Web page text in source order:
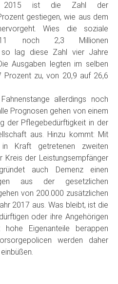
2015 ist die Zahl der
gestiegen, wie aus dem
Wies die soziale
noch 2,3 Millionen
so lag diese Zahl vier Jahre
Ausgaben legten im selben
zu, von 20,9 auf 26,6
allerdings noch
Prognosen gehen von einem
der Pflegebedürftigkeit in der
aus. Hinzu kommt: Mit
Kraft getretenen zweiten
Kreis der Leistungsempfänger
auch Demenz einen
aus der gesetzlichen
von 200.000 zusätzlichen
2017 aus. Was bleibt, ist die
oder ihre Angehörigen
Eigenanteile berappen
werden daher